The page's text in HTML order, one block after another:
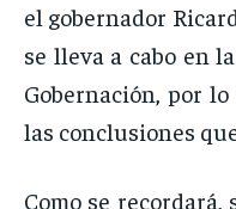
el gobernador
se lleva a cabo en
Gobernación, por
las conclusiones
Como se